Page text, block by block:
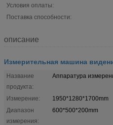
Условия оплаты:
Поставка способности:
описание
Измерительная машина
Название
продукта:
Аппаратура
Измерение:
1950*1280*1700mm
Диапазон
измерения:
600*500*200mm